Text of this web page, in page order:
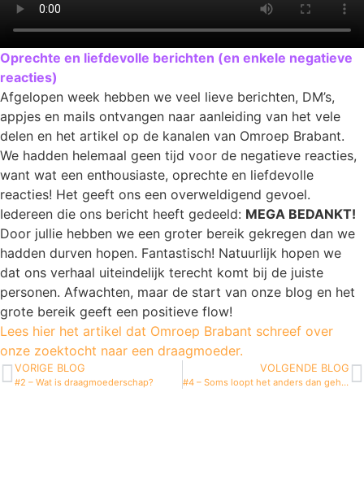
Oprechte en liefdevolle berichten (en enkele negatieve
reacties)
Afgelopen week hebben we veel lieve berichten, DM’s,
appjes en mails ontvangen naar aanleiding van het vele
delen en het artikel op de kanalen van Omroep Brabant.
We hadden helemaal geen tijd voor de negatieve reacties,
want wat een enthousiaste, oprechte en liefdevolle
reacties! Het geeft ons een overweldigend gevoel.
Iedereen die ons bericht heeft gedeeld: MEGA BEDANKT!
Door jullie hebben we een groter bereik gekregen dan we
hadden durven hopen. Fantastisch! Natuurlijk hopen we
dat ons verhaal uiteindelijk terecht komt bij de juiste
personen. Afwachten, maar de start van onze blog en het
grote bereik geeft een positieve flow!
Lees hier het artikel dat Omroep Brabant schreef over
onze zoektocht naar een draagmoeder.
VORIGE BLOG
#2 – Wat is draagmoederschap?
VOLGENDE BLOG
#4 – Soms loopt het anders dan gehoopt